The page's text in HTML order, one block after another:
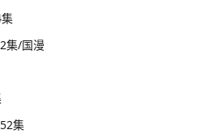
集/国漫
集